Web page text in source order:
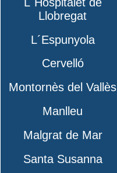
Llobregat
L´Espunyola
Cervelló
Montornès del Vallès
Manlleu
Malgrat de Mar
Santa Susanna